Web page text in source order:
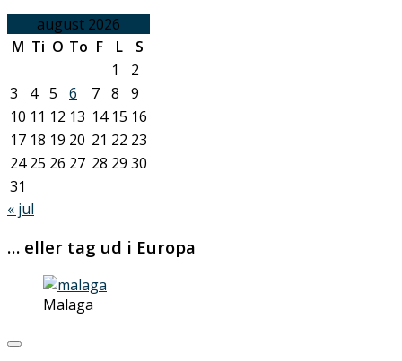
august 2026
M Ti O To F L
S
1
2
3
4 5 6 7 8
9
10 11 12 13 14 15 16
17 18 19 20 21 22 23
24 25 26 27 28 29 30
31
« jul
… eller tag ud i Europa
Malaga